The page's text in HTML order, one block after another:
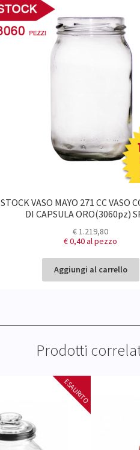
STOCK VASO MAYO 271 CC VASO
DI CAPSULA ORO(3060pz)
€1.219,80
€ 0,40al pezzo
Aggiungi al carrello
Prodotti